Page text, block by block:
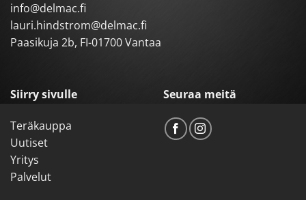
info@delmac.fi
lauri.hindstrom@delmac.fi
Paasikuja 2b, FI-01700 Vantaa
Siirry sivulle
Teräkauppa
Uutiset
Yritys
Palvelut
Seuraa meitä